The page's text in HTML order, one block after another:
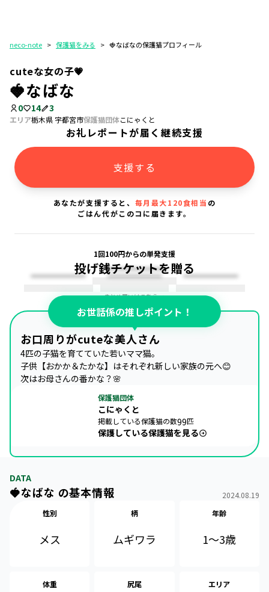
neco-note > 保護猫をみる > 🍓なばなの保護猫プロフィール
cuteな女の子💗
🍓なばな
0 14 3
エリア栃木県 宇都宮市保護猫団体こにゃくと
お礼レポートが届く継続支援
支援する
あなたが支援すると、 毎月最大120食相当 の
ごはん代がこのコに届きます。
1回100円からの単発支援
投げ銭チケットを贈る
まとめ買いはこちら →
お世話係の推しポイント！
お口周りがcuteな美人さん
4匹の子猫を育てていた若いママ猫。
子供【おかか＆たかな】はそれぞれ新しい家族の元へ😊
次はお母さんの番かな？🌸
保護猫団体
こにゃくと
掲載している保護猫の数99匹
保護している保護猫を見る
DATA
🍓なばな の基本情報
2024.08.19
性別
メス
柄
ムギワラ
年齢
1〜3歳
体重 尻尾 エリア